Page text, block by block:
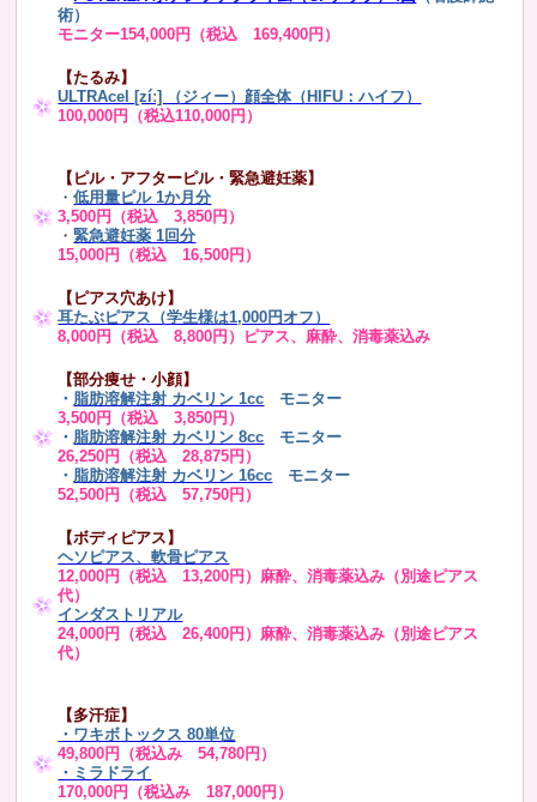
術）
モニター154,000円（税込 169,400円）
【たるみ】
ULTRAcel [zíː] （ジィー）顔全体（HIFU：ハイフ）
100,000円（税込110,000円）
【ピル・アフターピル・緊急避妊薬】
・低用量ピル 1か月分
3,500円（税込 3,850円）
・緊急避妊薬 1回分
15,000円（税込 16,500円）
【ピアス穴あけ】
耳たぶピアス（学生様は1,000円オフ）
8,000円（税込 8,800円）ピアス、麻酔、消毒薬込み
【部分痩せ・小顔】
・ 脂肪溶解注射 カベリン 1cc モニター
3,500円（税込 3,850円）
・ 脂肪溶解注射 カベリン 8cc モニター
26,250円（税込 28,875円）
・ 脂肪溶解注射 カベリン 16cc
モニター
52,500円（税込 57,750円）
【ボディピアス】
ヘソピアス、軟骨ピアス
12,000円（税込 13,200円）麻酔、消毒薬込み（別途ピアス
代）
インダストリアル
24,000円（税込 26,400円）麻酔、消毒薬込み（別途ピアス
代）
【多汗症】
・ ワキボトックス 80単位
49,800円（税込み 54,780円）
・ミラドライ
170,000円（税込み 187,000円）